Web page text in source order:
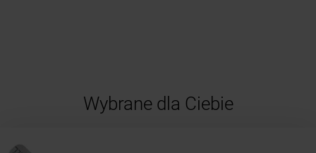
Wybrane dla Ciebie